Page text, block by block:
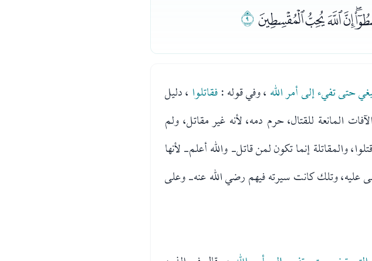
ﯛ
حتى تفيء إلى أمر الله ، وفي قوله :فقاتلوا ، دليل
المانعة للقتال، حرم دمه، لأنه غير مقاتل، ولم
والمقاتلة إنما تكون لمن قاتل- والله أعلم- لأنها
وتلك كانت سيرته فيهم رضي الله عنه- وعلى